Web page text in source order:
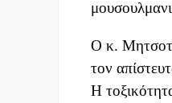
Ο κ.
τον
Η